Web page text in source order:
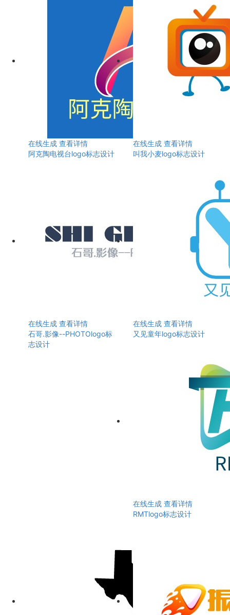
在线生成 查看详情
阿克陶电视台logo标志设计
在线生成 查看详情
叫我小麦logo标志设计
在线生成 查看详情
石哥.影像--PHOTOlogo标
志设计
在线生成 查看详情
又见童年logo标志设计
在线生成 查看详情
RMTlogo标志设计